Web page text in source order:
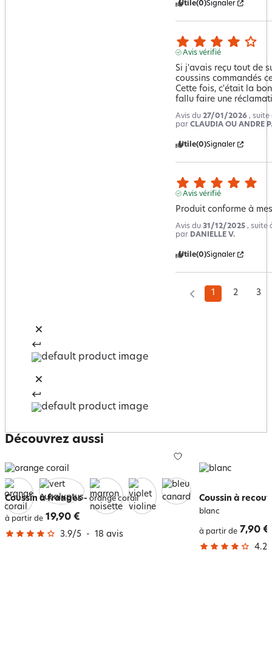
Utile(0)Signaler
Avis vérifié
Si j'avais reçu tout de
coussins commandés
Cette fois, c'était la
fallu faire une
Avis du 27/01/2026 , suite
par CLAUDIA OU ANDRE P.
Utile(0)Signaler
Avis vérifié
Produit conforme à
Avis du 31/12/2025 , suite
par DANIELLE V.
Utile(0)Signaler
1 2 3
Découvrez aussi
Coussin à franges- orange corail
à partir de 19,90 €
3.9/5 - 18 avis
Coussin à
blanc
à partir de 7,90 €
4.2